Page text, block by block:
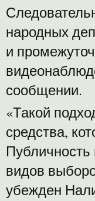
народных
и
сообщении.
«Такой
средства,
видов
убежден